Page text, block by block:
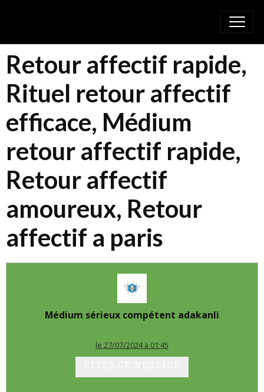
Retour affectif rapide,
Rituel retour affectif
efficace, Médium
retour affectif rapide,
Retour affectif
amoureux, Retour
affectif a paris
Médium sérieux compétent adakanli
le 27/07/2024 à 01:45